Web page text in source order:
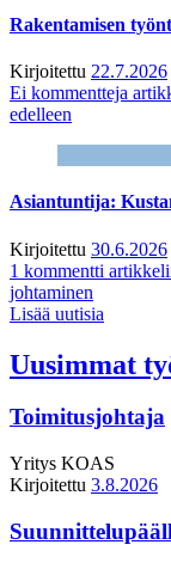
Rakentamisen
Kirjoitettu 22.7.2026
Ei kommentteja
edelleen
Asiantuntija:
Kirjoitettu 30.6.2026
1 kommentti
johtaminen
Lisää uutisia
Uusimmat
Toimitusjohtaja
Yritys KOAS
Kirjoitettu 3.8.2026